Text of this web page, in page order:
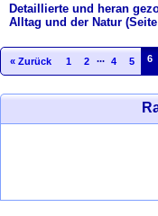
Detaillierte und heran
Alltag und der Natur
« Zurück 1 2 ... 4 5 6